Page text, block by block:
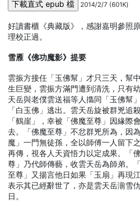
2014/2/7 (601K)
好讀書櫃《典藏版》，感謝嘉明參照
理校正過。
雪雁《佛功魔影》提要
雲振方接任「玉佛幫」才只三天，幫
生巨變，雲振方滿門遭到清洗，只有
天岳與老僕雲送福等人㩦同「玉佛幫
「白玉佛」逃出。雲天岳旋被群兇追
「鶴崖」，幸被「佛魔至尊」因緣際
去。「佛魔至尊」不忿群兇所為，因
魔」一門無徒孫，全以師傅一人留下
再傳，視各人天資悟力以定成果。「
尊」乃代師傳藝，收雲天岳為師弟。
至尊」又揚言他日如果「玉扇」再現江
表示其已經辭世了，亦是雲天岳湔雪
日。